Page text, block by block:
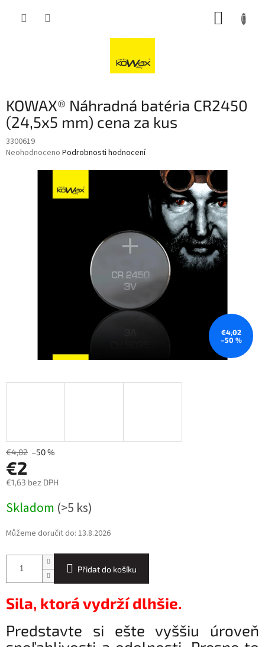
KOWAX® Náhradná batéria CR2450
(24,5x5 mm) cena za kus
3300619
Průměrné
Neohodnoceno Podrobnosti hodnocení
€4,02
–50 %
€4,02 –50 %
€2
€1,63 bez DPH
cena:
Skladom (>5 ks)
Můžeme doručit do: 13.8.2026
Přidat do košíku
Sila, ktorá vydrží dlhšie.
Predstavte si ešte vyššiu úroveň